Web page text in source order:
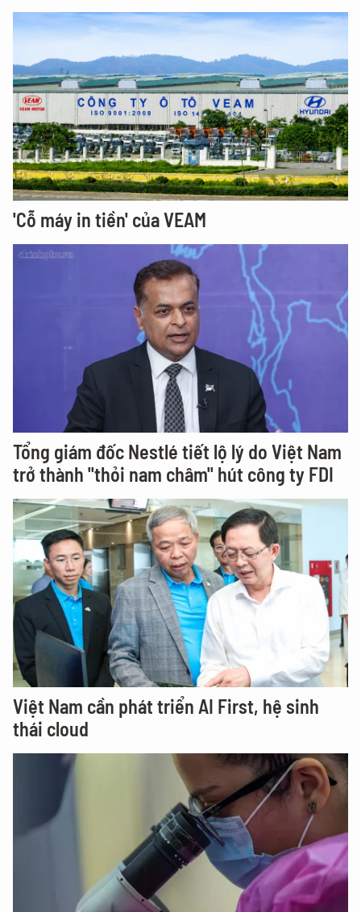
'Cỗ máy in tiền' của VEAM
Tổng giám đốc Nestlé tiết lộ lý do Việt Nam
trở thành "thỏi nam châm" hút công ty FDI
Việt Nam cần phát triển AI First, hệ sinh
thái cloud